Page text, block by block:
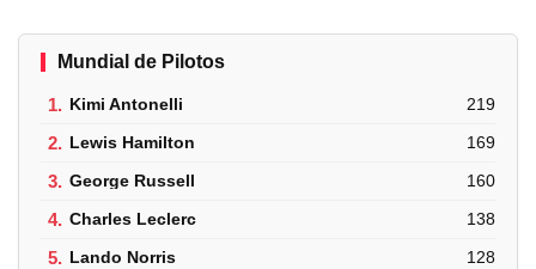
Mundial de Pilotos
1. Kimi Antonelli 219
2. Lewis Hamilton 169
3. George Russell 160
4. Charles Leclerc 138
5. Lando Norris 128